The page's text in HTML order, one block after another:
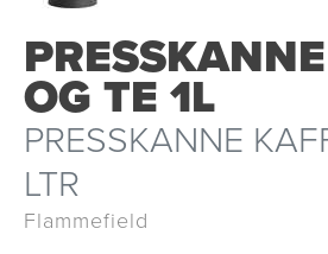
OG TE 1L
PRESSKANNE
LTR
Flammefield